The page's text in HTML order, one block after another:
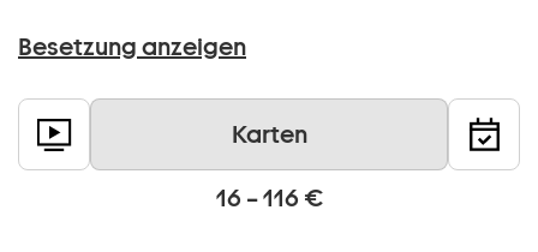
Besetzung anzeigen
Karten
16 – 116 €